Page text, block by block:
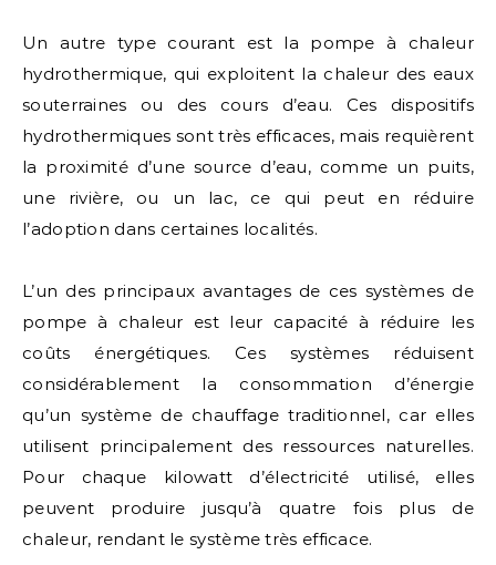
Un autre type courant est la pompe à chaleur
hydrothermique, qui exploitent la chaleur des eaux
souterraines ou des cours d’eau. Ces dispositifs
hydrothermiques sont très efficaces, mais requièrent
la proximité d’une source d’eau, comme un puits,
une rivière, ou un lac, ce qui peut en réduire
l’adoption dans certaines localités.
L’un des principaux avantages de ces systèmes de
pompe à chaleur est leur capacité à réduire les
coûts énergétiques. Ces systèmes réduisent
considérablement la consommation d’énergie
qu’un système de chauffage traditionnel, car elles
utilisent principalement des ressources naturelles.
Pour chaque kilowatt d’électricité utilisé, elles
peuvent produire jusqu’à quatre fois plus de
chaleur, rendant le système très efficace.